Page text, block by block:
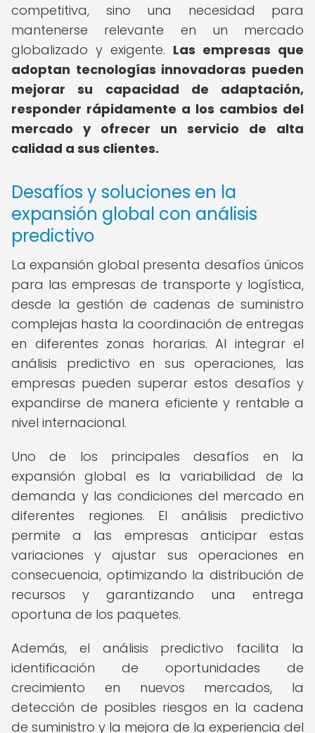
competitiva, sino una necesidad para
mantenerse relevante en un mercado
globalizado y exigente. Las empresas que
adoptan tecnologías innovadoras pueden
mejorar su capacidad de adaptación,
responder rápidamente a los cambios del
mercado y ofrecer un servicio de alta
calidad a sus clientes.
Desafíos y soluciones en la
expansión global con análisis
predictivo
La expansión global presenta desafíos únicos
para las empresas de transporte y logística,
desde la gestión de cadenas de suministro
complejas hasta la coordinación de entregas
en diferentes zonas horarias. Al integrar el
análisis predictivo en sus operaciones, las
empresas pueden superar estos desafíos y
expandirse de manera eficiente y rentable a
nivel internacional.
Uno de los principales desafíos en la
expansión global es la variabilidad de la
demanda y las condiciones del mercado en
diferentes regiones. El análisis predictivo
permite a las empresas anticipar estas
variaciones y ajustar sus operaciones en
consecuencia, optimizando la distribución de
recursos y garantizando una entrega
oportuna de los paquetes.
Además, el análisis predictivo facilita la
identificación de oportunidades de
crecimiento en nuevos mercados, la
detección de posibles riesgos en la cadena
de suministro y la mejora de la experiencia del